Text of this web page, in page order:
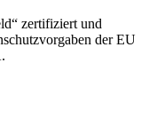
zertifiziert und
der EU